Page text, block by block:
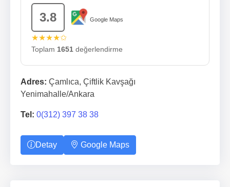
3.8 Google Maps
★★★★✩
Toplam 1651 değerlendirme
Adres: Çamlıca, Çiftlik Kavşağı
Yenimahalle/Ankara
Tel: 0(312) 397 38 38
Detay Google Maps